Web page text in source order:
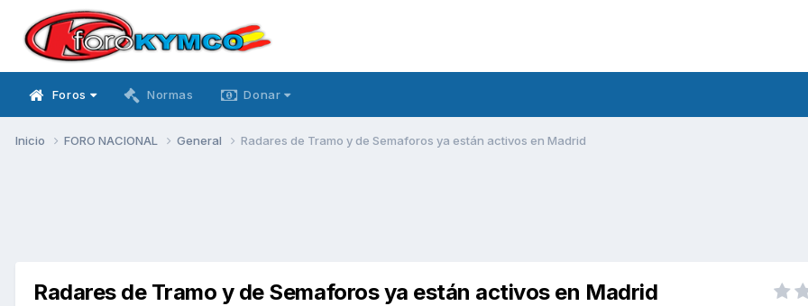
Foros Normas Donar
Inicio FORO NACIONAL General Radares de Tramo y de Semaforos ya están activos en Madrid
Radares de Tramo y de Semaforos ya están activos en Madrid